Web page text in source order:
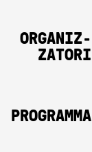
ORGANIZ­
ZATORI
PROGRAMMA